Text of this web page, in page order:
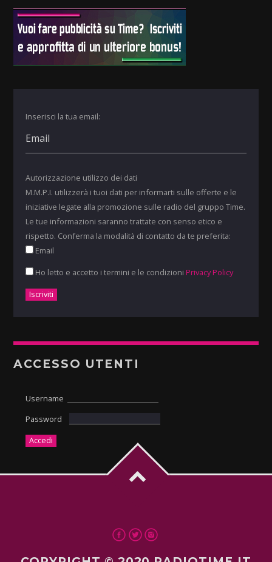
Inserisci la tua email:
Autorizzazione utilizzo dei dati
M.M.P.I. utilizzerà i tuoi dati per informarti sulle offerte e le
iniziative legate alla promozione sulle radio del gruppo Time.
Le tue informazioni saranno trattate con senso etico e
rispetto. Conferma la modalità di contatto da te preferita:
Email
Ho letto e accetto i termini e le condizioni Privacy Policy
ACCESSO UTENTI
Username
Password